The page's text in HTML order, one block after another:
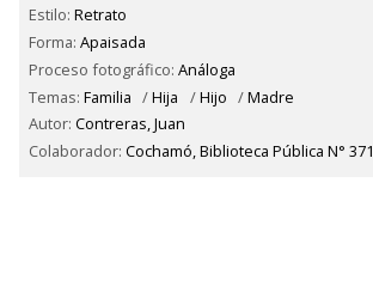
Estilo: Retrato
Forma: Apaisada
Proceso fotográfico: Análoga
Temas: Familia /Hija /Hijo /Madre
Autor: Contreras, Juan
Colaborador: Cochamó, Biblioteca Pública N° 371